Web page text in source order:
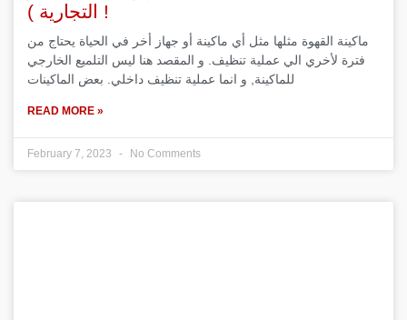
التجارية ) !
ماكينة القهوة مثلها مثل أي ماكينة أو جهاز أخر في الحياة يحتاج من
فترة لأخري الي عملية تنظيف. و المقصد هنا ليس التلميع الخارجي
للماكينة, و انما عملية تنظيف داخلي. بعض الماكينات
READ MORE »
February 7, 2023 No Comments